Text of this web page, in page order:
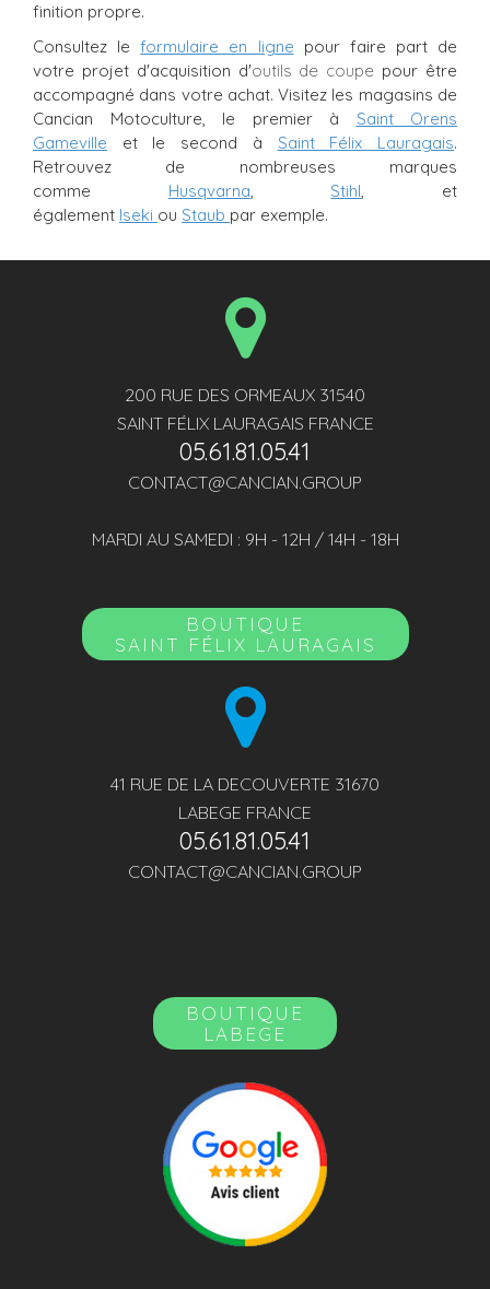
finition propre.
Consultez leformulaire en ligne pour faire part de
votre projet d'acquisition d'outils de coupe pour être
accompagné dans votre achat. Visitez les magasins de
Cancian Motoculture, le premier à Saint Orens
Gameville et le second à Saint Félix Lauragais.
Retrouvez de nombreuses marques
comme Husqvarna, Stihl, et
également Iseki ou Staub par exemple.
200 RUE DES ORMEAUX 31540
SAINT FÉLIX LAURAGAIS FRANCE
05.61.81.05.41
CONTACT@CANCIAN.GROUP
MARDI AU SAMEDI : 9H - 12H / 14H - 18H
BOUTIQUE
SAINT FÉLIX LAURAGAIS
41 RUE DE LA DECOUVERTE 31670
LABEGE FRANCE
05.61.81.05.41
CONTACT@CANCIAN.GROUP
BOUTIQUE
LABEGE